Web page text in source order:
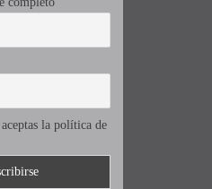
la política de